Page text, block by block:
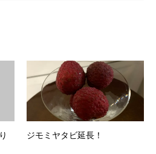
ジモミヤタビ延長！